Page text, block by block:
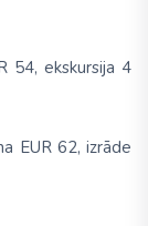
54, ekskursija 4
EUR 62, izrāde